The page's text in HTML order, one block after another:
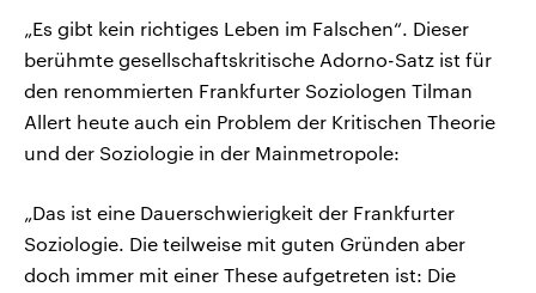
„Es gibt kein richtiges Leben im Falschen“. Dieser
berühmte gesellschaftskritische Adorno-Satz ist für
den renommierten Frankfurter Soziologen Tilman
Allert heute auch ein Problem der Kritischen Theorie
und der Soziologie in der Mainmetropole:
„Das ist eine Dauerschwierigkeit der Frankfurter
Soziologie. Die teilweise mit guten Gründen aber
doch immer mit einer These aufgetreten ist: Die